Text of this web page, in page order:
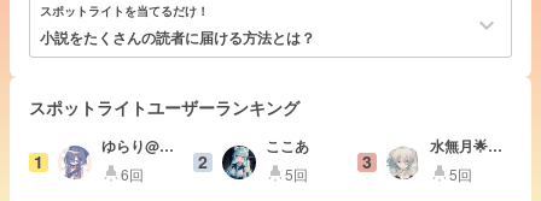
スポットライトを当てるだけ！
小説をたくさんの読者に届ける方法とは？ keyboard_arrow_down
スポットライトユーザーランキング
1
ゆらり@実
況者LOVE#
びーえる大
highlight6回 2
ここあ
highlight5回 3
水無月🌟
❄️@低浮上ｽ
ﾏﾝ
highlight5回